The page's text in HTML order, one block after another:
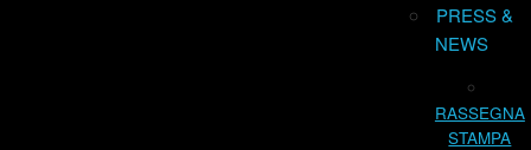
PRESS &
NEWS
RASSEGNA
STAMPA